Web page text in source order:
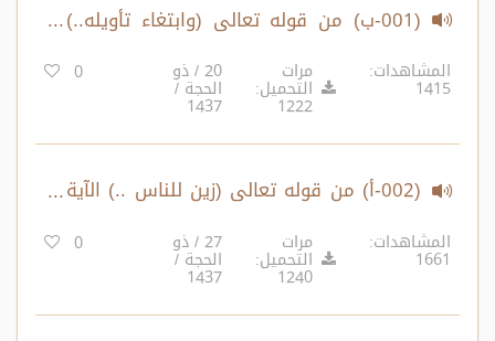
(001-ب) من قوله تعالى (وابتغاء تأويله..)
الآية 7 – إلى قوله تعالى (والله يؤيد بنصره
من يشاء..) الآية 13
المشاهدات:
1415
مرات
التحميل:
1222
20 / ذو
الحجة /
1437
0
(002-أ) من قوله تعالى (زين للناس ..) الآية
14 – إلى قوله تعالى (فإنما عليك البلاغ ..)
الآية 20
المشاهدات:
1661
مرات
التحميل:
1240
27 / ذو
الحجة /
1437
0